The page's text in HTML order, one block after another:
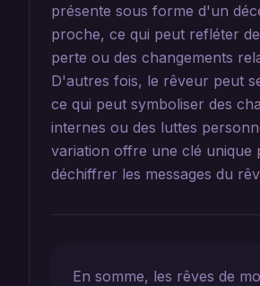
présente sous forme d'un
proche, ce qui peut refléter
perte ou des changements
D'autres fois, le rêveur peut
ce qui peut symboliser des
internes ou des luttes
variation offre une clé unique
déchiffrer les messages du
En somme, les rêves de